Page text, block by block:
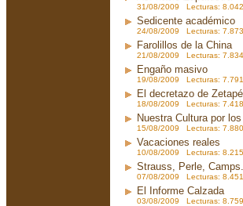
31/08/2009 Lecturas: 8.042
Sedicente académico
24/08/2009 Lecturas: 7.873
Farolillos de la China
21/08/2009 Lecturas: 7.834
Engaño masivo
19/08/2009 Lecturas: 7.791
El decretazo de Zetapé
18/08/2009 Lecturas: 7.418
Nuestra Cultura por
15/08/2009 Lecturas: 7.880
Vacaciones reales
10/08/2009 Lecturas: 8.215
Strauss, Perle,
07/08/2009 Lecturas: 8.451
El Informe Calzada
03/08/2009 Lecturas: 8.759